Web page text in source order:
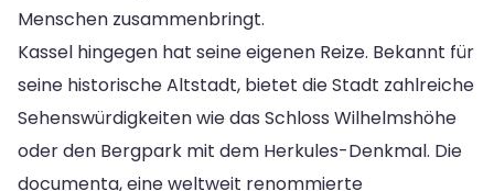
Menschen zusammenbringt.
Kassel hingegen hat seine eigenen Reize. Bekannt für
seine historische Altstadt, bietet die Stadt zahlreiche
Sehenswürdigkeiten wie das Schloss Wilhelmshöhe
oder den Bergpark mit dem Herkules-Denkmal. Die
documenta, eine weltweit renommierte